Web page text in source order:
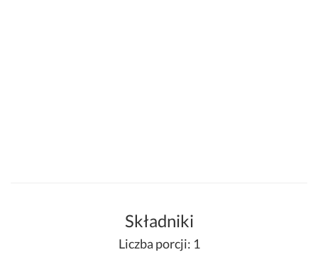
Składniki
Liczba porcji: 1